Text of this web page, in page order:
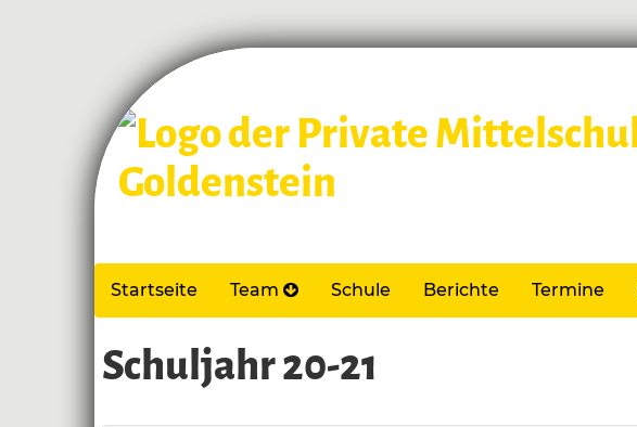
Startseite Team Schule Berichte Termine
Schuljahr 20-21